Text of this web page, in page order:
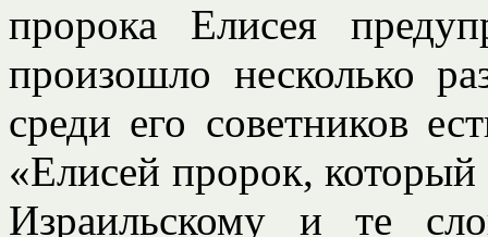
пророка Елисея
произошло несколько
среди его советников
«Елисей пророк,
Израильскому и те